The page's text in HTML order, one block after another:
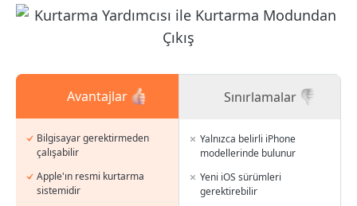
Avantajlar
Bilgisayar gerektirmeden
çalışabilir
Apple'ın resmi kurtarma
sistemidir
Sınırlamalar
Yalnızca belirli iPhone
modellerinde bulunur
Yeni iOS sürümleri
gerektirebilir